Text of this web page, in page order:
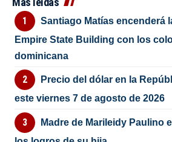
Santiago Matías encenderá
Empire State Building con los
dominicana
Precio del dólar en la
este viernes 7 de agosto de 2026
Madre de Marileidy Paulino